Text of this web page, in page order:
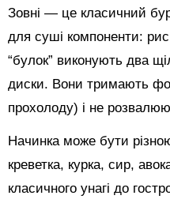
Зовні — це класичний
для суші компоненти:
“булок” виконують два
диски. Вони тримають
прохолоду) і не
Начинка може бути
креветка, курка, сир,
класичного унагі до